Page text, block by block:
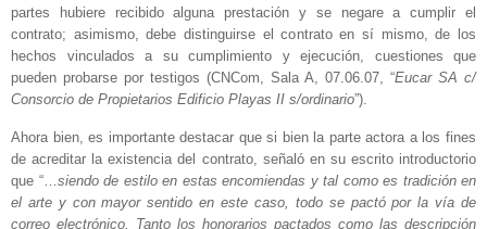
partes hubiere recibido alguna prestación y se negare a cumplir el
contrato; asimismo, debe distinguirse el contrato en sí mismo, de los
hechos vinculados a su cumplimiento y ejecución, cuestiones que
pueden probarse por testigos (CNCom, Sala A, 07.06.07, “Eucar SA c/
Consorcio de Propietarios Edificio Playas II s/ordinario”).
Ahora bien, es importante destacar que si bien la parte actora a los fines
de acreditar la existencia del contrato, señaló en su escrito introductorio
que “…siendo de estilo en estas encomiendas y tal como es tradición en
el arte y con mayor sentido en este caso, todo se pactó por la vía de
correo electrónico. Tanto los honorarios pactados como las descripción